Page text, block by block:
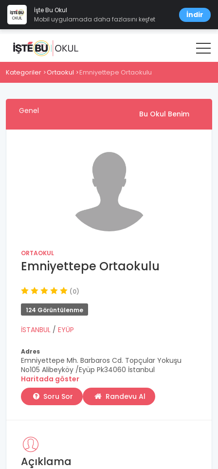
İşte Bu Okul
Mobil uygulamada daha fazlasını keşfet
İndir
Kategoriler Ortaokul Emniyettepe Ortaokulu
Genel Bu Okul Benim
ORTAOKUL
Emniyettepe Ortaokulu
(0)
124 Görüntülenme
İSTANBUL / EYÜP
Adres
Emniyettepe Mh. Barbaros Cd. Topçular Yokuşu
No105 Alibeyköy /Eyüp Pk34060 İstanbul
Haritada göster
Soru Sor
Randevu Al
Açıklama